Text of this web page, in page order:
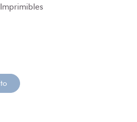
Imprimibles